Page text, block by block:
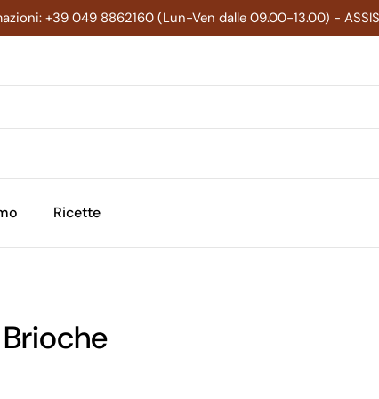
+39 049 8862160 (Lun-Ven dalle 09.00-13.00) -
Ricette